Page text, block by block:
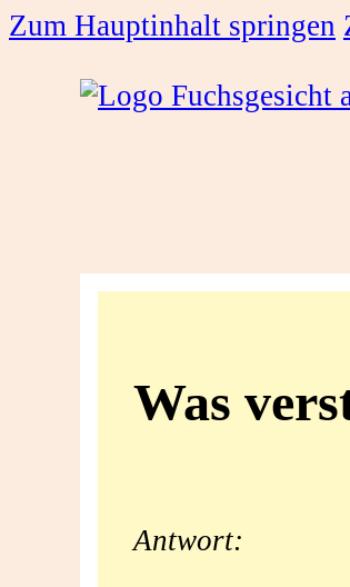
Zum Hauptinhalt springen
versteht
‚Tinnitus‘?
Was
Antwort: